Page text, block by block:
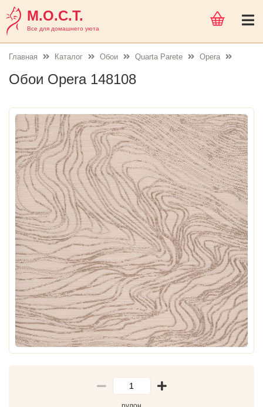
М.О.С.Т.
Все для домашнего уюта
Главная Каталог Обои Quarta Parete Opera
Обои Opera 148108